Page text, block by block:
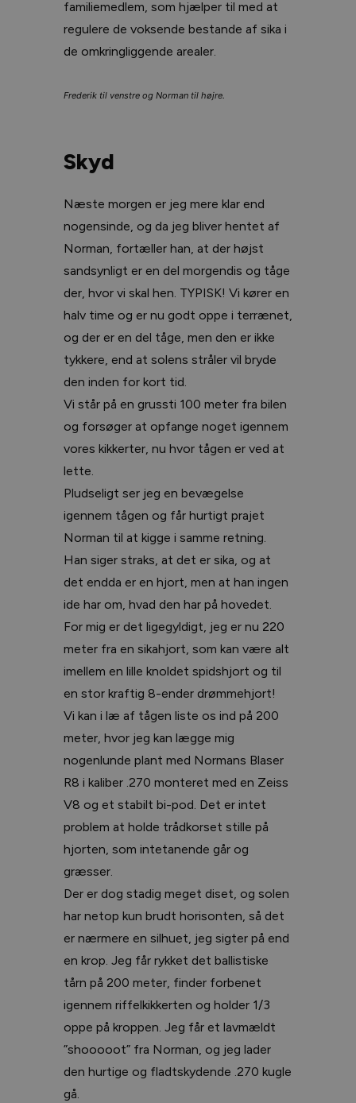
familiemedlem, som hjælper til med at
regulere de voksende bestande af sika i
de omkringliggende arealer.
Frederik til venstre og Norman til højre.
Skyd
Næste morgen er jeg mere klar end
nogensinde, og da jeg bliver hentet af
Norman, fortæller han, at der højst
sandsynligt er en del morgendis og tåge
der, hvor vi skal hen. TYPISK! Vi kører en
halv time og er nu godt oppe i terrænet,
og der er en del tåge, men den er ikke
tykkere, end at solens stråler vil bryde
den inden for kort tid.
Vi står på en grussti 100 meter fra bilen
og forsøger at opfange noget igennem
vores kikkerter, nu hvor tågen er ved at
lette.
Pludseligt ser jeg en bevægelse
igennem tågen og får hurtigt prajet
Norman til at kigge i samme retning.
Han siger straks, at det er sika, og at
det endda er en hjort, men at han ingen
ide har om, hvad den har på hovedet.
For mig er det ligegyldigt, jeg er nu 220
meter fra en sikahjort, som kan være alt
imellem en lille knoldet spidshjort og til
en stor kraftig 8-ender drømmehjort!
Vi kan i læ af tågen liste os ind på 200
meter, hvor jeg kan lægge mig
nogenlunde plant med Normans Blaser
R8 i kaliber .270 monteret med en Zeiss
V8 og et stabilt bi-pod. Det er intet
problem at holde trådkorset stille på
hjorten, som intetanende går og
græsser.
Der er dog stadig meget diset, og solen
har netop kun brudt horisonten, så det
er nærmere en silhuet, jeg sigter på end
en krop. Jeg får rykket det ballistiske
tårn på 200 meter, finder forbenet
igennem riffelkikkerten og holder 1/3
oppe på kroppen. Jeg får et lavmældt
”shooooot” fra Norman, og jeg lader
den hurtige og fladtskydende .270 kugle
gå.